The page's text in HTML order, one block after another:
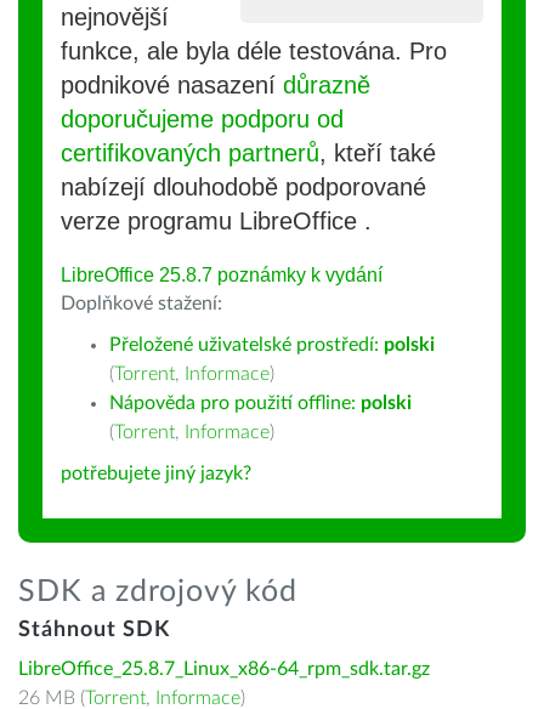
nejnovější
funkce, ale byla déle testována. Pro
podnikové nasazení důrazně
doporučujeme podporu od
certifikovaných partnerů, kteří také
nabízejí dlouhodobě podporované
verze programu LibreOffice .
LibreOffice 25.8.7 poznámky k vydání
Doplňkové stažení:
Přeložené uživatelské prostředí: polski
(Torrent, Informace)
Nápověda pro použití offline: polski
(Torrent, Informace)
potřebujete jiný jazyk?
SDK a zdrojový kód
Stáhnout SDK
LibreOffice_25.8.7_Linux_x86-64_rpm_sdk.tar.gz
26 MB (Torrent, Informace)